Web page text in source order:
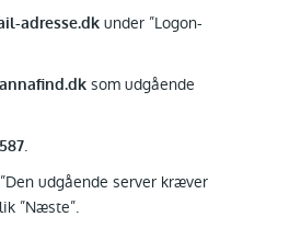
adresse.dk under ”Logon-
som udgående
587.
udgående server kræver
”Næste”.